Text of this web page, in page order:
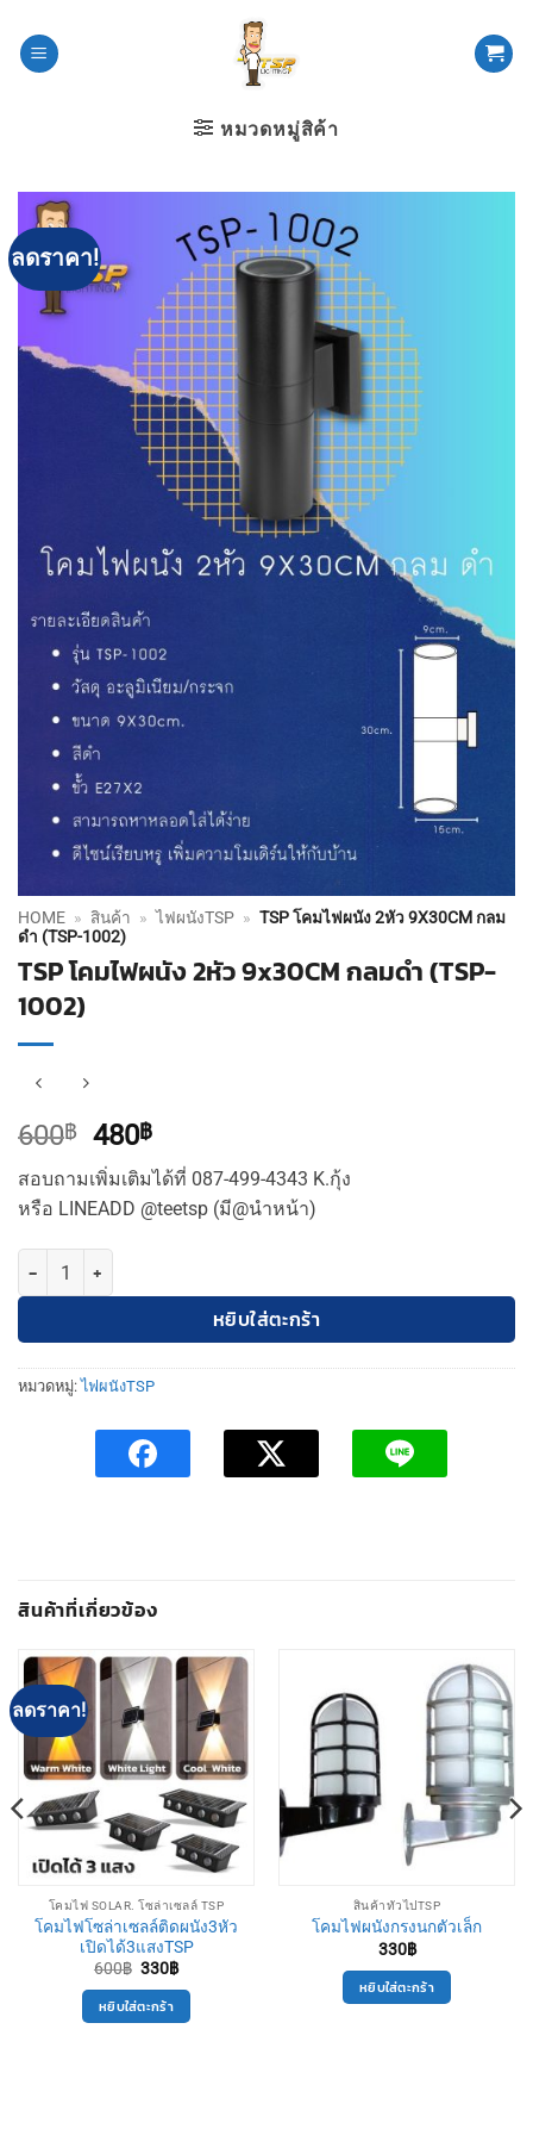
หมวดหมู่สิค้า
ลดราคา!
HOME » สินค้า » ไฟผนังTSP » TSP โคมไฟผนัง 2หัว 9X30CM กลม
ดำ (TSP-1002)
TSP โคมไฟผนัง 2หัว 9x30CM กลมดำ (TSP-
1002)
600฿
Original
price
was:
600฿.
480฿Current
price
is:
480฿.
สอบถามเพิ่มเติมได้ที่ 087-499-4343 K.กุ้ง
หรือ LINEADD @teetsp (มี@นำหน้า)
จำนวน TSP โคมไฟผนัง 2หัว 9x30CM กลมดำ (TSP-1002) ชิ้น
หยิบใส่ตะกร้า
หมวดหมู่:ไฟผนังTSP
สินค้าที่เกี่ยวข้อง
ลดราคา!
โคมไฟ SOLAR. โซล่าเซลล์ TSP
โคมไฟโซล่าเซลล์ติดผนัง3หัว
เปิดได้3แสงTSP
600฿ Original
was:
600฿.
330฿Current
is:
หยิบใส่ตะกร้า
สินค้าทั่วไปTSP
โคมไฟผนังกรงนกตัวเล็ก
330฿
หยิบใส่ตะกร้า